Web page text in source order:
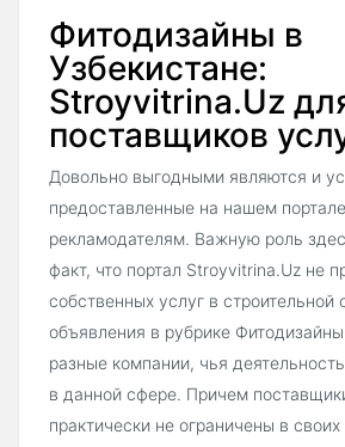
Фитодизайны в
Узбекистане:
Stroyvitrina.Uz
поставщиков
Довольно выгодными являются и
предоставленные на нашем портале
рекламодателям. Важную роль
факт, что портал Stroyvitrina.Uz не
собственных услуг в строительной
объявления в рубрике
разные компании, чья
в данной сфере. Причем
практически не ограничены в